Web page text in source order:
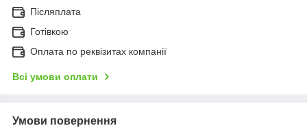
Післяплата
Готівкою
Оплата по реквізитах компанії
Всі умови оплати
Умови повернення